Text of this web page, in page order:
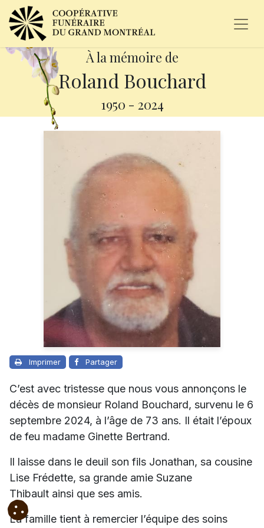
À la mémoire de
Roland Bouchard
1950 - 2024
Imprimer Partager
C’est avec tristesse que nous vous annonçons le
décès de monsieur Roland Bouchard, survenu le 6
septembre 2024, à l’âge de 73 ans. Il était l’époux
de feu madame Ginette Bertrand.
Il laisse dans le deuil son fils Jonathan, sa cousine
Lise Frédette, sa grande amie Suzane
Thibault ainsi que ses amis.
La famille tient à remercier l’équipe des soins